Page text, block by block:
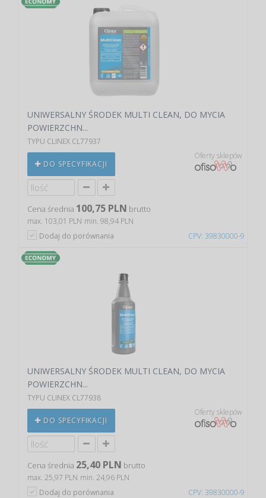
CPV: 39830000-9
UNIWERSALNY ŚRODEK MULTI CLEAN, DO MYCIA
POWIERZCHN...
TYPU CLINEX CL77937
DO SPECYFIKACJI
Oferty sklepów
Cena średnia 100,75 PLN brutto
max. 103,01 PLN min. 98,94 PLN
Dodaj do porównania
CPV: 39830000-9
UNIWERSALNY ŚRODEK MULTI CLEAN, DO MYCIA
POWIERZCHN...
TYPU CLINEX CL77938
DO SPECYFIKACJI
Oferty sklepów
Cena średnia 25,40 PLN brutto
max. 25,97 PLN min. 24,96 PLN
Dodaj do porównania